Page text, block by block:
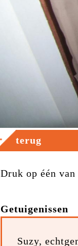
terug
Druk op één
Getuigenissen
Suzy,